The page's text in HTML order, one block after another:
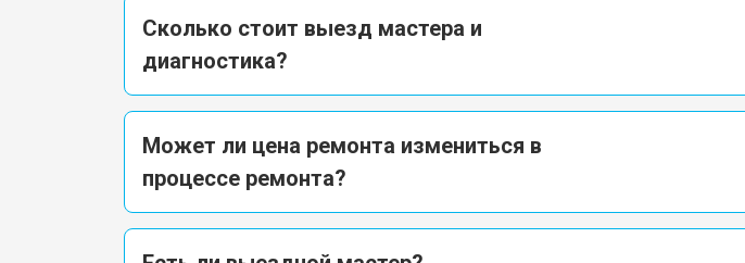
Сколько стоит выезд мастера и
диагностика?
Может ли цена ремонта измениться в
процессе ремонта?